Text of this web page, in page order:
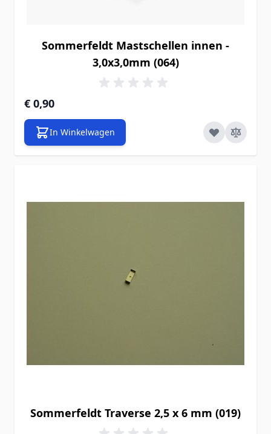
Sommerfeldt Mastschellen innen -
3,0x3,0mm (064)
€ 0,90
In Winkelwagen
Sommerfeldt Traverse 2,5 x 6 mm (019)